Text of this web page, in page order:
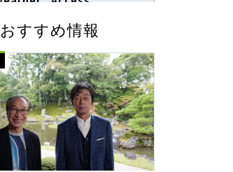
おすすめ情報